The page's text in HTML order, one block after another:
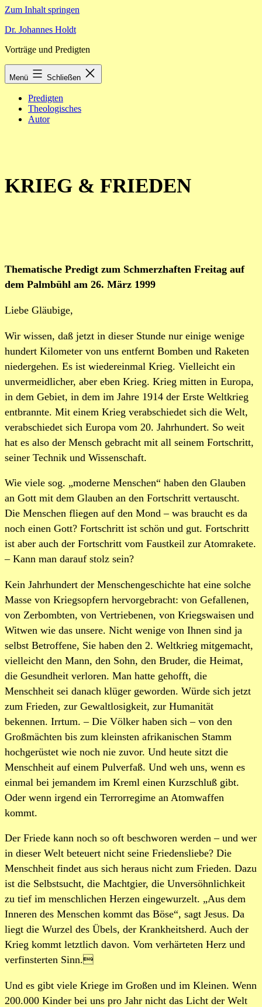
Zum Inhalt springen
Dr. Johannes Holdt
Vorträge und Predigten
Menü Schließen
Predigten
Theologisches
Autor
KRIEG & FRIEDEN
Thematische Predigt zum Schmerzhaften Freitag auf
dem Palmbühl am 26. März 1999
Liebe Gläubige,
Wir wissen, daß jetzt in dieser Stunde nur einige wenige
hundert Kilometer von uns entfernt Bomben und Raketen
niedergehen. Es ist wiedereinmal Krieg. Vielleicht ein
unvermeidlicher, aber eben Krieg. Krieg mitten in Europa,
in dem Gebiet, in dem im Jahre 1914 der Erste Weltkrieg
entbrannte. Mit einem Krieg verabschiedet sich die Welt,
verabschiedet sich Europa vom 20. Jahrhundert. So weit
hat es also der Mensch gebracht mit all seinem Fortschritt,
seiner Technik und Wissenschaft.
Wie viele sog. „moderne Menschen“ haben den Glauben
an Gott mit dem Glauben an den Fortschritt vertauscht.
Die Menschen fliegen auf den Mond – was braucht es da
noch einen Gott? Fortschritt ist schön und gut. Fortschritt
ist aber auch der Fortschritt vom Faustkeil zur Atomrakete.
– Kann man darauf stolz sein?
Kein Jahrhundert der Menschengeschichte hat eine solche
Masse von Kriegsopfern hervorgebracht: von Gefallenen,
von Zerbombten, von Vertriebenen, von Kriegswaisen und
Witwen wie das unsere. Nicht wenige von Ihnen sind ja
selbst Betroffene, Sie haben den 2. Weltkrieg mitgemacht,
vielleicht den Mann, den Sohn, den Bruder, die Heimat,
die Gesundheit verloren. Man hatte gehofft, die
Menschheit sei danach klüger geworden. Würde sich jetzt
zum Frieden, zur Gewaltlosigkeit, zur Humanität
bekennen. Irrtum. – Die Völker haben sich – von den
Großmächten bis zum kleinsten afrikanischen Stamm
hochgerüstet wie noch nie zuvor. Und heute sitzt die
Menschheit auf einem Pulverfaß. Und weh uns, wenn es
einmal bei jemandem im Kreml einen Kurzschluß gibt.
Oder wenn irgend ein Terrorregime an Atomwaffen
kommt.
Der Friede kann noch so oft beschworen werden – und wer
in dieser Welt beteuert nicht seine Friedensliebe? Die
Menschheit findet aus sich heraus nicht zum Frieden. Dazu
ist die Selbstsucht, die Machtgier, die Unversöhnlichkeit
zu tief im menschlichen Herzen eingewurzelt. „Aus dem
Inneren des Menschen kommt das Böse“, sagt Jesus. Da
liegt die Wurzel des Übels, der Krankheitsherd. Auch der
Krieg kommt letztlich davon. Vom verhärteten Herz und
verfinsterten Sinn.
Und es gibt viele Kriege im Großen und im Kleinen. Wenn
200.000 Kinder bei uns pro Jahr nicht das Licht der Welt